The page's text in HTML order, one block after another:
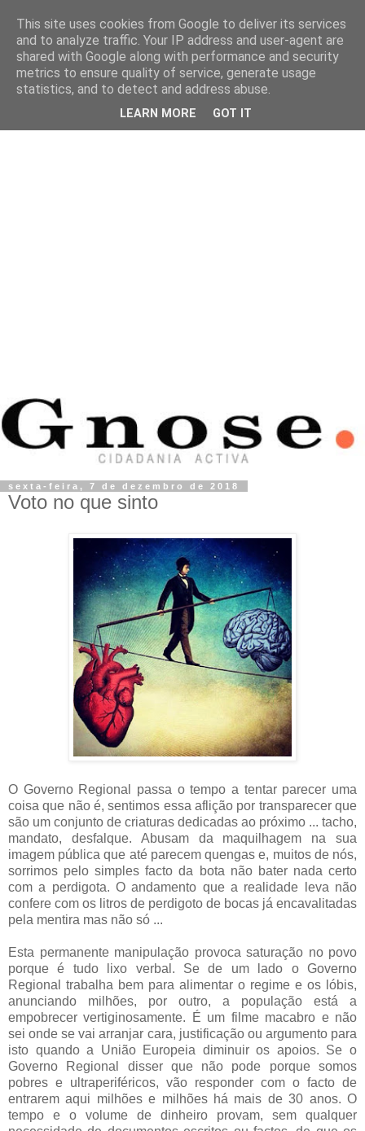
sexta-feira, 7 de dezembro de 2018
Voto no que sinto
O Governo Regional passa o tempo a tentar parecer uma
coisa que não é, sentimos essa aflição por transparecer que
são um conjunto de criaturas dedicadas ao próximo ... tacho,
mandato, desfalque. Abusam da maquilhagem na sua
imagem pública que até parecem quengas e, muitos de nós,
sorrimos pelo simples facto da bota não bater nada certo
com a perdigota. O andamento que a realidade leva não
confere com os litros de perdigoto de bocas já encavalitadas
pela mentira mas não só ...
Esta permanente manipulação provoca saturação no povo
porque é tudo lixo verbal. Se de um lado o Governo
Regional trabalha bem para alimentar o regime e os lóbis,
anunciando milhões, por outro, a população está a
empobrecer vertiginosamente. É um filme macabro e não
sei onde se vai arranjar cara, justificação ou argumento para
isto quando a União Europeia diminuir os apoios. Se o
Governo Regional disser que não pode porque somos
pobres e ultraperiféricos, vão responder com o facto de
entrarem aqui milhões e milhões há mais de 30 anos. O
tempo e o volume de dinheiro provam, sem qualquer
This site uses cookies from Google to deliver its services
and to analyze traffic. Your IP address and user-agent are
shared with Google along with performance and security
metrics to ensure quality of service, generate usage
statistics, and to detect and address abuse.
LEARN MORE GOT IT